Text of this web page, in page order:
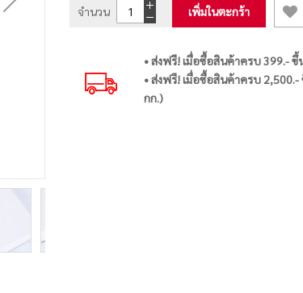
จำนวน
เพิ่มในตะกร้า
• ส่งฟรี! เมื่อซื้อสินค้าครบ 399.-
• ส่งฟรี! เมื่อซื้อสินค้าครบ
กก.)